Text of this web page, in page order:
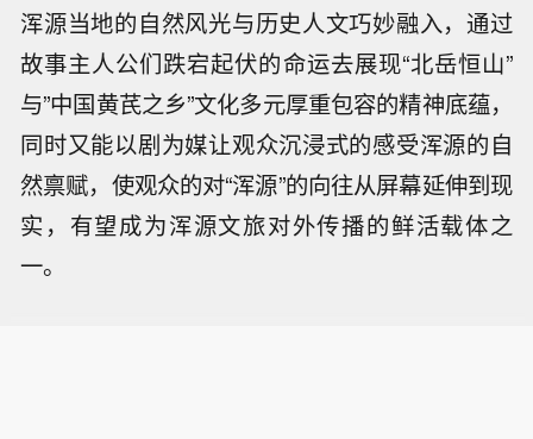
浑源当地的自然风光与历史人文巧妙融入，通过
故事主人公们跌宕起伏的命运去展现“北岳恒山”
与”中国黄芪之乡”文化多元厚重包容的精神底蕴，
同时又能以剧为媒让观众沉浸式的感受浑源的自
然禀赋，使观众的对“浑源”的向往从屏幕延伸到现
实，有望成为浑源文旅对外传播的鲜活载体之
一。